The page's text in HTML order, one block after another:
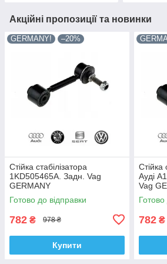
Акційні пропозиції та новинки
GERMANY! –20%
Стійка стабілізатора
1KD505465A. Задн. Vag
GERMANY
Готово до відправки
782 ₴ 978 ₴
Купити
Стійка
Ауді
Vag
Готово
782 ₴